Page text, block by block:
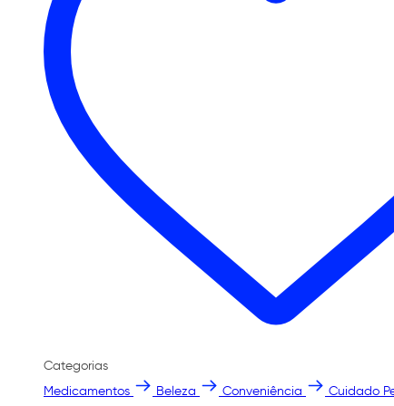
Categorias
Medicamentos
Beleza Conveniência Cuidado